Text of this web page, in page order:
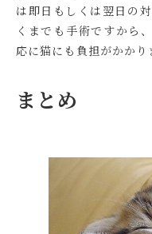
は即日もしくは翌日の
くまでも手術ですから
応に猫にも負担がかかり
まとめ